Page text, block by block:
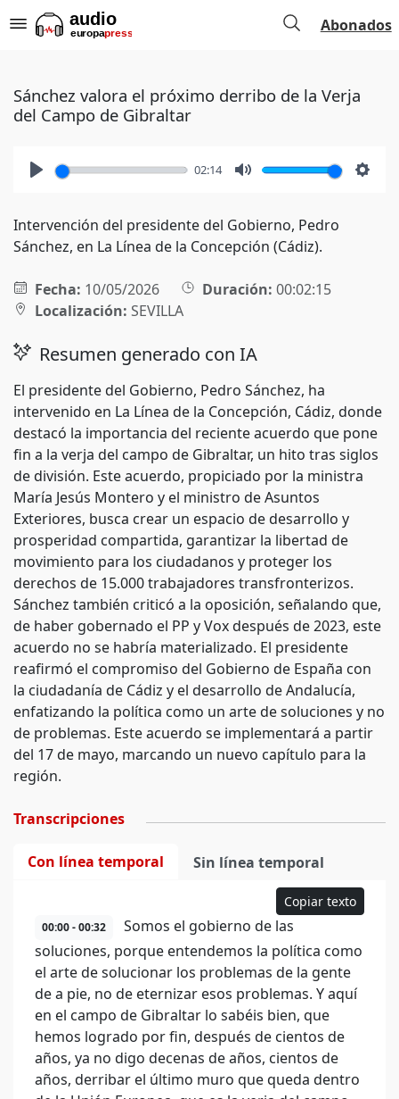
Abonados
Sánchez valora el próximo derribo de la Verja
del Campo de Gibraltar
02:14
Intervención del presidente del Gobierno, Pedro
Sánchez, en La Línea de la Concepción (Cádiz).
Fecha: 10/05/2026 Duración: 00:02:15
Localización: SEVILLA
Resumen generado con IA
El presidente del Gobierno, Pedro Sánchez, ha
intervenido en La Línea de la Concepción, Cádiz, donde
destacó la importancia del reciente acuerdo que pone
fin a la verja del campo de Gibraltar, un hito tras siglos
de división. Este acuerdo, propiciado por la ministra
María Jesús Montero y el ministro de Asuntos
Exteriores, busca crear un espacio de desarrollo y
prosperidad compartida, garantizar la libertad de
movimiento para los ciudadanos y proteger los
derechos de 15.000 trabajadores transfronterizos.
Sánchez también criticó a la oposición, señalando que,
de haber gobernado el PP y Vox después de 2023, este
acuerdo no se habría materializado. El presidente
reafirmó el compromiso del Gobierno de España con
la ciudadanía de Cádiz y el desarrollo de Andalucía,
enfatizando la política como un arte de soluciones y no
de problemas. Este acuerdo se implementará a partir
del 17 de mayo, marcando un nuevo capítulo para la
región.
Transcripciones
Con línea temporal Sin línea temporal
Copiar texto
00:00 - 00:32
Somos el gobierno de las
soluciones, porque entendemos la política como
el arte de solucionar los problemas de la gente
de a pie, no de eternizar esos problemas. Y aquí
en el campo de Gibraltar lo sabéis bien, que
hemos logrado por fin, después de cientos de
años, ya no digo decenas de años, cientos de
años, derribar el último muro que queda dentro